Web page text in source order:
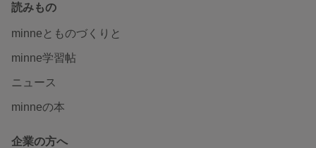
読みもの
minneとものづくりと
minne学習帖
ニュース
minneの本
企業の方へ